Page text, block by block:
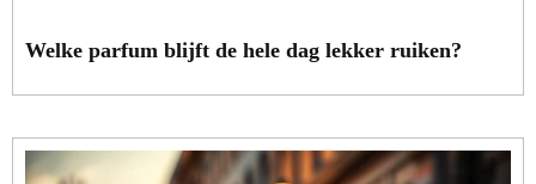
Welke parfum blijft de hele dag lekker ruiken?